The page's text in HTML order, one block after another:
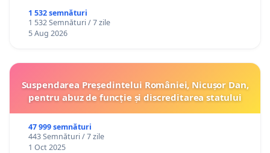
1 532 semnături
1 532 Semnături / 7 zile
5 Aug 2026
Suspendarea Președintelui României, Nicușor Dan,
pentru abuz de funcție și discreditarea statului
47 999 semnături
443 Semnături / 7 zile
1 Oct 2025